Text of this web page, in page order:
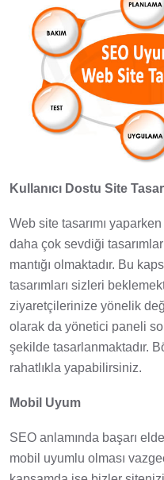
Kullanıcı Dostu Site
Web site tasarımı yaparken
daha çok sevdiği
mantığı olmaktadır. Bu
tasarımları sizleri
ziyaretçilerinize yönelik
olarak da yönetici paneli
şekilde tasarlanmaktadır.
rahatlıkla yapabilirsiniz.
Mobil Uyum
SEO anlamında başarı
mobil uyumlu olması